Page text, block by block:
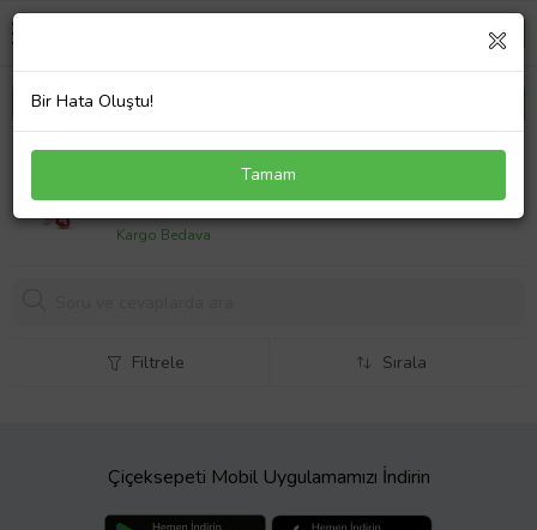
Fubena Sol Anahtarı ve Gitar Sallantılı Charm
599,99 TL
Kargo Bedava
Filtrele Sırala
Çiçeksepeti Mobil Uygulamamızı İndirin
Bir Hata Oluştu!
Tamam